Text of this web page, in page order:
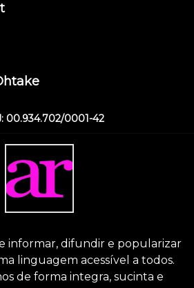
00.934.702/0001-42
informar, difundir e popularizar
linguagem acessível a todos.
de forma integra, sucinta e